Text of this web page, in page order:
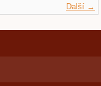
Další →